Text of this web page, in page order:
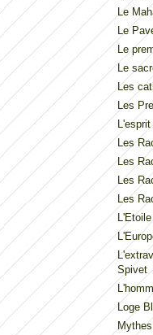
Le
Le
Le
Le
Les
Les
Les
Les
Les
Les
Spivet
Loge
Mythes